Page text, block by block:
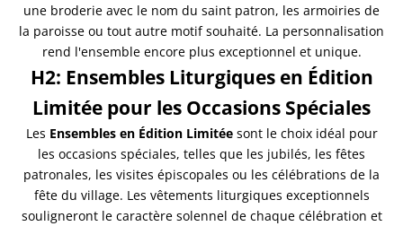
une broderie avec le nom du saint patron, les armoiries de
la paroisse ou tout autre motif souhaité. La personnalisation
rend l'ensemble encore plus exceptionnel et unique.
H2: Ensembles Liturgiques en Édition
Limitée pour les Occasions Spéciales
Les Ensembles en Édition Limitéesont le choix idéal pour
les occasions spéciales, telles que les jubilés, les fêtes
patronales, les visites épiscopales ou les célébrations de la
fête du village. Les vêtements liturgiques exceptionnels
souligneront le caractère solennel de chaque célébration et